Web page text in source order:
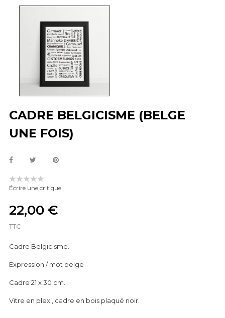
CADRE BELGICISME (BELGE
UNE FOIS)
Écrire une critique
22,00 €
TTC
Cadre Belgicisme.
Expression / mot belge
Cadre 21 x 30 cm.
Vitre en plexi, cadre en bois plaqué noir.